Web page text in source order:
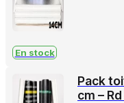
En stock
Pack
cm –